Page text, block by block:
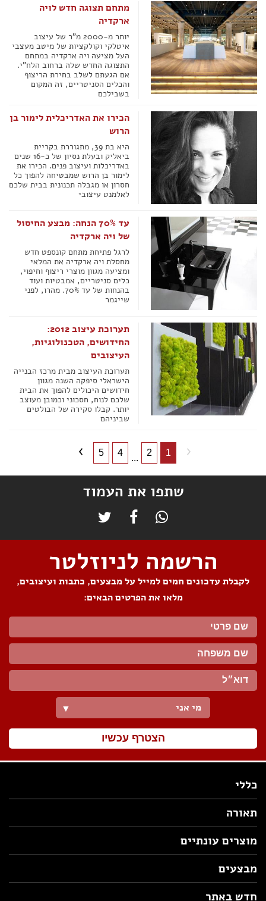
מתחם תצוגה חדש לויה
ארקדיה
יותר מ-2000 מ"ר של עיצוב
איטלקי וקולקציות של מיטב מעצבי
העל מציעה ויה ארקדיה במתחם
התצוגה החדש שלה ברחוב הלח"י.
אם הגעתם לשלב בחירת הריצוף
והכלים הסניטריים, זה המקום
בשבילכם
הכירו את האדריכלית לימור בן
הרוש
היא בת 39, מתגוררת בקריית
ביאליק ובעלת נסיון של כ-16 שנים
באדריכלות ועיצוב פנים. הכירו את
לימור בן הרוש שמבטיחה להפוך כל
חסרון או מגבלה תכנונית בבית שלכם
לאלמנט עיצובי
עד 70% הנחה: מבצע החיסול
של ויה ארקדיה
לרגל פתיחת מתחם קונספט חדש
מחסלת ויה ארקדיה את המלאי
ומציעה מגוון מוצרי ריצוף וחיפוי,
כלים סניטריים, אמבטיות ועוד
בהנחות של עד 70%. מהרו, לפני
שייגמר
תערוכת עיצוב 2012:
החידושים, הטכנולוגיות,
העיצובים
תערוכת העיצוב מבית מרכז הבנייה
הישראלי סיפקה השנה מגוון
חידושים היכולים להפוך את הבית
שלכם לנוח, חסכוני וכמובן מעוצב
יותר. קבלו סקירה של הבולטים
שביניהם
1
2
...
4
5
שתפו את העמוד
הרשמה לניוזלטר
לקבלת עדכונים חמים למייל על מבצעים, כתבות ועיצובים,
מלאו את הפרטים הבאים:
מי אני ▼
הצטרף עכשיו
כללי
תאורה
מוצרים עונתיים
מבצעים
חדש באתר